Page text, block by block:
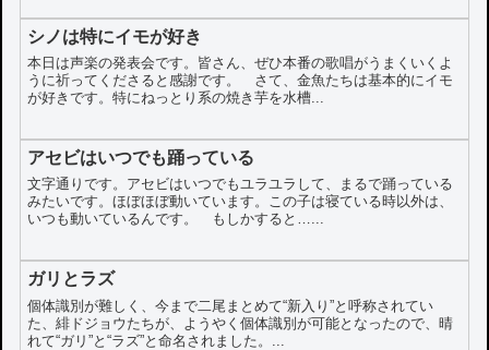
シノは特にイモが好き
本日は声楽の発表会です。皆さん、ぜひ本番の歌唱がうまくいくよ
うに祈ってくださると感謝です。 さて、金魚たちは基本的にイモ
が好きです。特にねっとり系の焼き芋を水槽...
アセビはいつでも踊っている
文字通りです。アセビはいつでもユラユラして、まるで踊っている
みたいです。ほぼほぼ動いています。この子は寝ている時以外は、
いつも動いているんです。 もしかすると…...
ガリとラズ
個体識別が難しく、今まで二尾まとめて“新入り”と呼称されてい
た、緋ドジョウたちが、ようやく個体識別が可能となったので、晴
れて“ガリ”と“ラズ”と命名されました。...